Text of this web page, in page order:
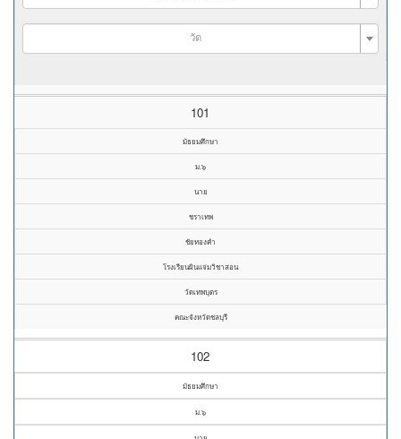
วัด
101
มัธยมศึกษา
ม.๖
นาย
ชราเทพ
ชัยทองคำ
โรงเรียนผินแจ่มวิชาสอน
วัดเทพบุตร
คณะจังหวัดชลบุรี
102
มัธยมศึกษา
ม.๖